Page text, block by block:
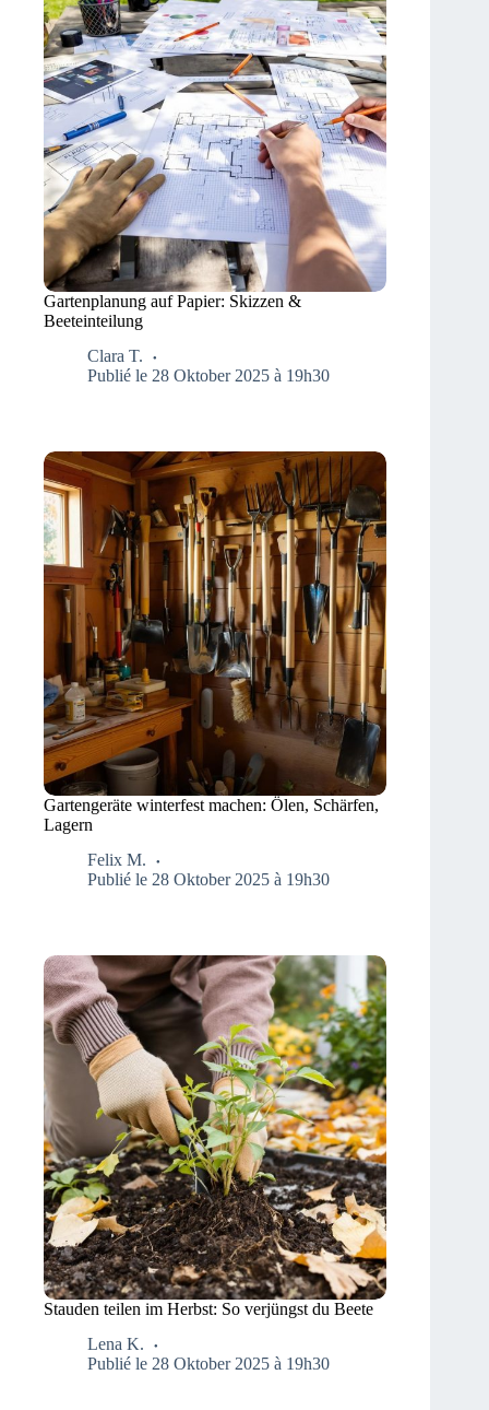
Gartenplanung auf Papier: Skizzen &
Beeteinteilung
Clara T.
Publié le 28 Oktober 2025 à 19h30
Gartengeräte winterfest machen: Ölen, Schärfen,
Lagern
Felix M.
Publié le 28 Oktober 2025 à 19h30
Stauden teilen im Herbst: So verjüngst du Beete
Lena K.
Publié le 28 Oktober 2025 à 19h30